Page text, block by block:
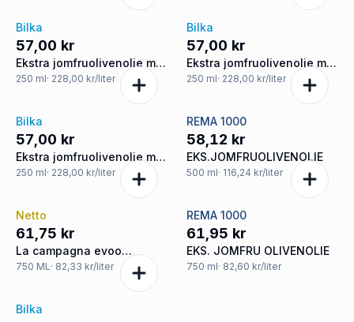
Bilka
57,00 kr
Ekstra jomfruolivenolie m.
chili
250 ml· 228,00 kr/liter
Bilka
57,00 kr
Ekstra jomfruolivenolie m.
basilikum
250 ml· 228,00 kr/liter
Bilka
57,00 kr
Ekstra jomfruolivenolie m.
hvidløg
250 ml· 228,00 kr/liter
REMA 1000
58,12 kr
EKS.JOMFRUOLIVENOLIE
500 ml· 116,24 kr/liter
Netto
61,75 kr
La campagna evoo
12x750ml pet
750 ML · 82,33 kr/liter
REMA 1000
61,95 kr
EKS. JOMFRU OLIVENOLIE
750 ml· 82,60 kr/liter
Bilka